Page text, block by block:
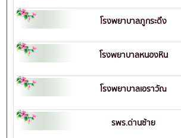
โรงพยาบาลภูกระดึง
โรงพยาบาลหนองหิน
โรงพยาบาลเอราวัณ
รพร.ด่านซ้าย